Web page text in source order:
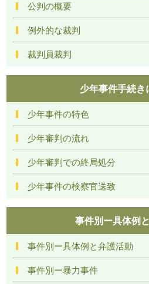
公判の概要
例外的な裁判
裁判員裁判
少年事件手続き
少年事件の特色
少年審判の流れ
少年審判での終局処分
少年事件の検察官送致
事件別ー具体例
事件別ー具体例と弁護活動
事件別ー暴力事件